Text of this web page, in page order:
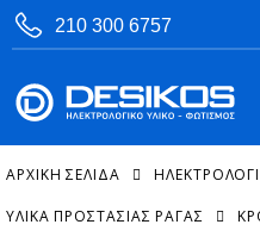
210 300 6757
ΑΡΧΙΚΉ ΣΕΛΊΔΑ
ΥΛΙΚΆ ΠΡΟΣΤΑΣΊΑΣ ΡΆΓΑΣ